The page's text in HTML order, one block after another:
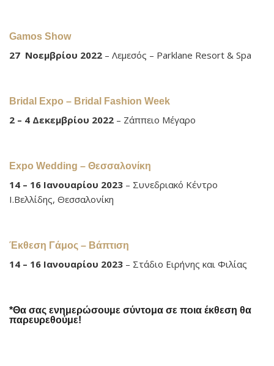
Gamos Show
27 Νοεμβρίου 2022 – Λεμεσός – Parklane Resort & Spa
Bridal Expo – Bridal Fashion Week
2 – 4 Δεκεμβρίου 2022 – Ζάππειο Μέγαρο
Expo Wedding – Θεσσαλονίκη
14 – 16 Ιανουαρίου 2023 – Συνεδριακό Κέντρο
Ι.Βελλίδης, Θεσσαλονίκη
Έκθεση Γάμος – Βάπτιση
14 – 16 Ιανουαρίου 2023 – Στάδιο Ειρήνης και Φιλίας
*Θα σας ενημερώσουμε σύντομα σε ποια έκθεση θα
παρευρεθούμε!